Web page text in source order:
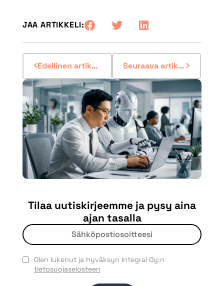
JAA ARTIKKELI:
Edellinen artikkeli Seuraava artikkeli
Tilaa uutiskirjeemme ja pysy aina
ajan tasalla
Olen lukenut ja hyväksyn Integral Oy:n
tietosuojaselosteen